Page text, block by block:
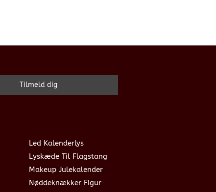
Led Kalenderlys
Lyskæde Til Flagstang
Makeup Julekalender
Nøddeknækker Figur